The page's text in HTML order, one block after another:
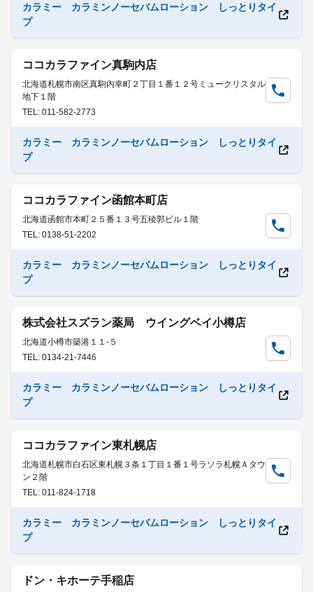
カラミー カラミンノーセバムローション しっとりタイ
プ
ココカラファイン真駒内店
北海道札幌市南区真駒内幸町２丁目１番１２号ミュークリスタル
地下１階
TEL: 011-582-2773
カラミー カラミンノーセバムローション しっとりタイ
プ
ココカラファイン函館本町店
北海道函館市本町２５番１３号五稜郭ビル１階
TEL: 0138-51-2202
カラミー カラミンノーセバムローション しっとりタイ
プ
株式会社スズラン薬局 ウイングベイ小樽店
北海道小樽市築港１１-５
TEL: 0134-21-7446
カラミー カラミンノーセバムローション しっとりタイ
プ
ココカラファイン東札幌店
北海道札幌市白石区東札幌３条１丁目１番１号ラソラ札幌Ａタウ
ン２階
TEL: 011-824-1718
カラミー カラミンノーセバムローション しっとりタイ
プ
ドン・キホーテ手稲店